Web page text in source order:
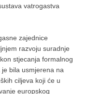
vatrogastva
zajednice
razvoju suradnje
stjecanja formalnog
bila usmjerena na
ciljeva koji će u
europskog